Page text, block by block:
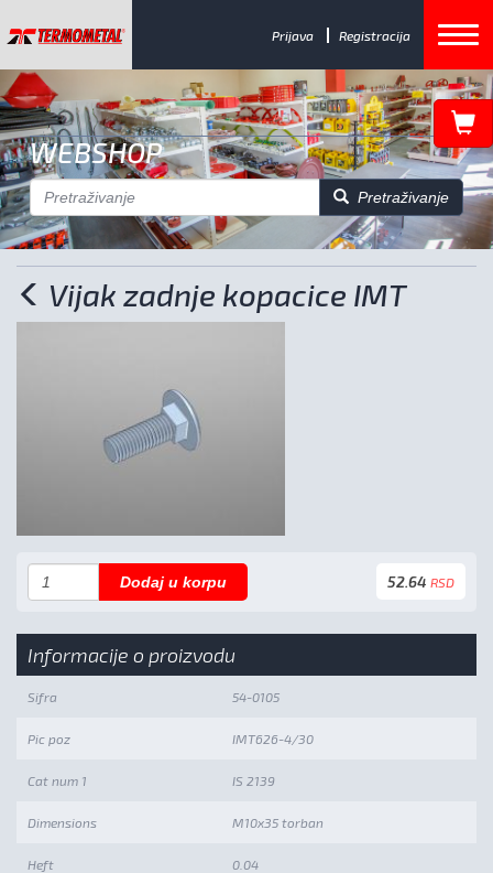
Prijava Registracija
WEBSHOP
Pretraživanje
Vijak zadnje kopacice IMT
52.64 RSD
Dodaj u korpu
Informacije o proizvodu
Sifra 54-0105
Pic poz IMT626-4/30
Cat num 1 IS 2139
Dimensions M10x35 torban
Heft 0.04